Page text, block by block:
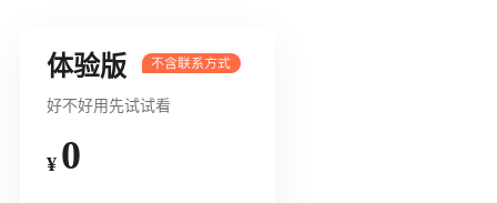
体验版
好不好用先试试看
¥ 0